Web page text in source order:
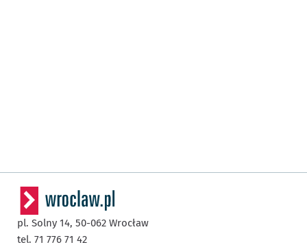
pl. Solny 14, 50-062 Wrocław
tel. 71 776 71 42